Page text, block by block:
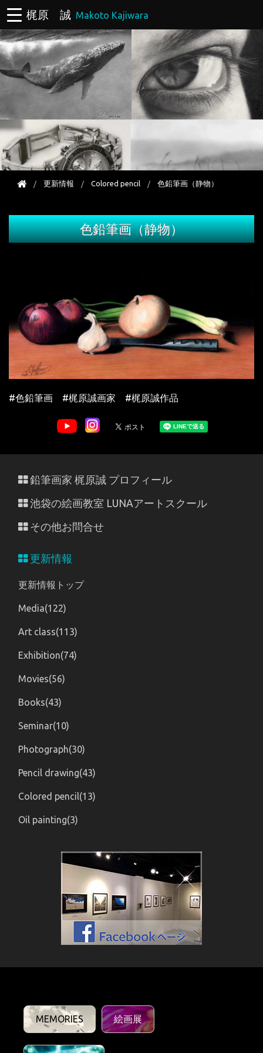
梶原 誠 Makoto Kajiwara
更新情報 Colored pencil 色鉛筆画（静物）
色鉛筆画（静物）
#色鉛筆画 #梶原誠画家 #梶原誠作品
鉛筆画家 梶原誠 プロフィール
池袋の絵画教室 LUNAアートスクール
その他お問合せ
更新情報
更新情報トップ
Media(122)
Art class(113)
Exhibition(74)
Movies(56)
Books(43)
Seminar(10)
Photograph(30)
Pencil drawing(43)
Colored pencil(13)
Oil painting(3)
MEMORIES 絵画展